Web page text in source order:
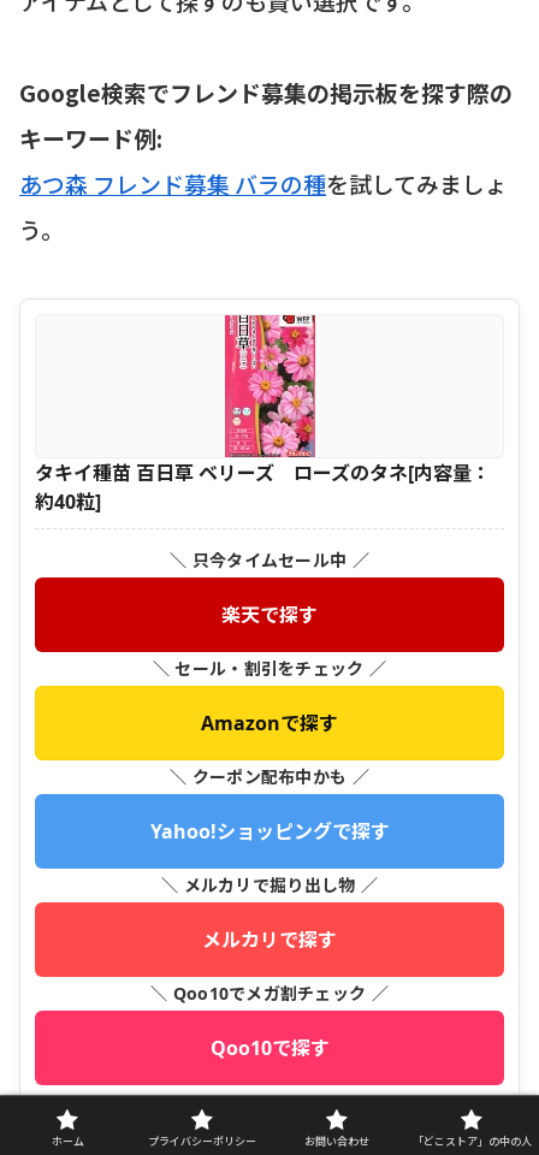
Google検索でフレンド募集の掲示板を探す際の
キーワード例:
あつ森 フレンド募集 バラの種を試してみましょ
う。
タキイ種苗 百日草 ベリーズ ローズのタネ[内容量：
約40粒]
＼ 只今タイムセール中 ／
楽天で探す
＼ セール・割引をチェック ／
Amazonで探す
＼ クーポン配布中かも ／
Yahoo!ショッピングで探す
＼ メルカリで掘り出し物 ／
メルカリで探す
＼ Qoo10でメガ割チェック ／
Qoo10で探す
ホーム プライバシーポリシー お問い合わせ 「どこストア」の中の人